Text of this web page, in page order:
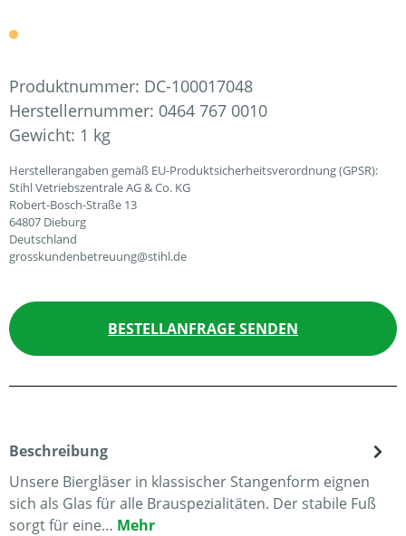
Produktnummer: DC-100017048
Herstellernummer: 0464 767 0010
Gewicht: 1 kg
Herstellerangaben gemäß EU-Produktsicherheitsverordnung (GPSR):
Stihl Vetriebszentrale AG & Co. KG
Robert-Bosch-Straße 13
64807 Dieburg
Deutschland
grosskundenbetreuung@stihl.de
BESTELLANFRAGE SENDEN
Beschreibung
Unsere Biergläser in klassischer Stangenform eignen
sich als Glas für alle Brauspezialitäten. Der stabile Fuß
sorgt für eine… Mehr